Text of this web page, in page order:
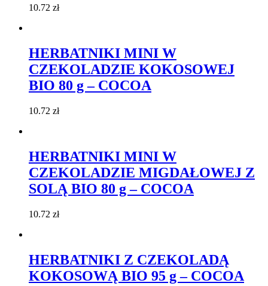
10.72 zł
HERBATNIKI MINI W
CZEKOLADZIE KOKOSOWEJ
BIO 80 g – COCOA
10.72 zł
HERBATNIKI MINI W
CZEKOLADZIE MIGDAŁOWEJ Z
SOLĄ BIO 80 g – COCOA
10.72 zł
HERBATNIKI Z CZEKOLADĄ
KOKOSOWĄ BIO 95 g – COCOA